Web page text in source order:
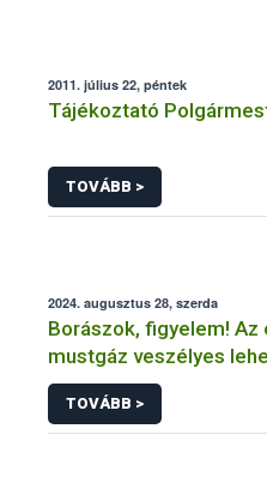
2011. július 22, péntek
Tájékoztató
TOVÁBB >
2024. augusztus 28, szerda
Borászok, figyelem!
mustgáz veszélyes
TOVÁBB >